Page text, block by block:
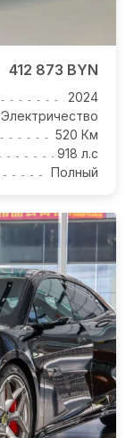
412 873 BYN
2024
Электричество
520 Км
918 л.с
Полный